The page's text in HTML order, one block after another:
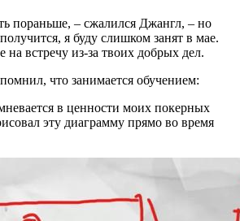
пораньше, – сжалился Джангл, – но
я буду слишком занят в мае.
на встречу из-за твоих добрых дел.
что занимается обучением:
в ценности моих покерных
эту диаграмму прямо во время